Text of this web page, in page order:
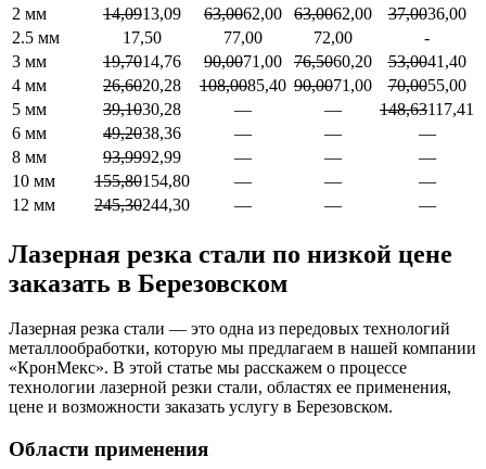
2 мм
14,0913,09 63,0062,00 63,0062,00 37,0036,00
2.5 мм
17,50 77,00 72,00
-
3 мм
19,7014,76 90,0071,00 76,5060,20 53,0041,40
4 мм
26,6020,28 108,0085,40 90,0071,00 70,0055,00
5 мм
39,1030,28 — — 148,63117,41
6 мм
49,2038,36 — —
—
8 мм
93,9992,99 — —
—
10 мм
155,80154,80 — —
—
12 мм
245,30244,30 — — —
Лазерная резка стали по низкой цене
заказать в Березовском
Лазерная резка стали — это одна из передовых технологий
металлообработки, которую мы предлагаем в нашей компании
«КронМекс». В этой статье мы расскажем о процессе
технологии лазерной резки стали, областях ее применения,
цене и возможности заказать услугу в Березовском.
Области применения